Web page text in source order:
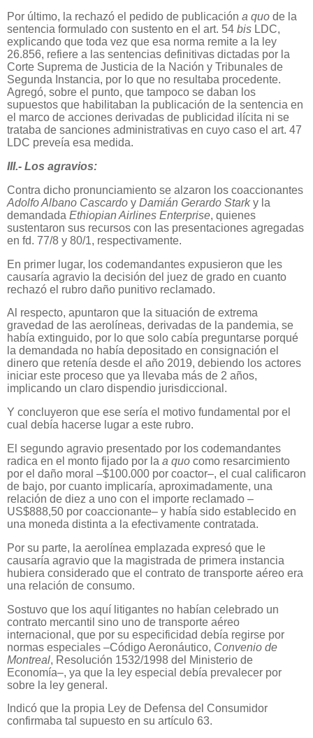
Por último, la rechazó el pedido de publicación a quo de la
sentencia formulado con sustento en el art. 54 bis LDC,
explicando que toda vez que esa norma remite a la ley
26.856, refiere a las sentencias definitivas dictadas por la
Corte Suprema de Justicia de la Nación y Tribunales de
Segunda Instancia, por lo que no resultaba procedente.
Agregó, sobre el punto, que tampoco se daban los
supuestos que habilitaban la publicación de la sentencia en
el marco de acciones derivadas de publicidad ilícita ni se
trataba de sanciones administrativas en cuyo caso el art. 47
LDC preveía esa medida.
III.- Los agravios:
Contra dicho pronunciamiento se alzaron los coaccionantes
Adolfo Albano Cascardo y Damián Gerardo Starky la
demandada Ethiopian Airlines Enterprise, quienes
sustentaron sus recursos con las presentaciones agregadas
en fd. 77/8 y 80/1, respectivamente.
En primer lugar, los codemandantes expusieron que les
causaría agravio la decisión del juez de grado en cuanto
rechazó el rubro daño punitivo reclamado.
Al respecto, apuntaron que la situación de extrema
gravedad de las aerolíneas, derivadas de la pandemia, se
había extinguido, por lo que solo cabía preguntarse porqué
la demandada no había depositado en consignación el
dinero que retenía desde el año 2019, debiendo los actores
iniciar este proceso que ya llevaba más de 2 años,
implicando un claro dispendio jurisdiccional.
Y concluyeron que ese sería el motivo fundamental por el
cual debía hacerse lugar a este rubro.
El segundo agravio presentado por los codemandantes
radica en el monto fijado por la a quo como resarcimiento
por el daño moral –$100.000 por coactor–, el cual calificaron
de bajo, por cuanto implicaría, aproximadamente, una
relación de diez a uno con el importe reclamado –
US$888,50 por coaccionante– y había sido establecido en
una moneda distinta a la efectivamente contratada.
Por su parte, la aerolínea emplazada expresó que le
causaría agravio que la magistrada de primera instancia
hubiera considerado que el contrato de transporte aéreo era
una relación de consumo.
Sostuvo que los aquí litigantes no habían celebrado un
contrato mercantil sino uno de transporte aéreo
internacional, que por su especificidad debía regirse por
normas especiales –Código Aeronáutico, Convenio de
Montreal, Resolución 1532/1998 del Ministerio de
Economía–, ya que la ley especial debía prevalecer por
sobre la ley general.
Indicó que la propia Ley de Defensa del Consumidor
confirmaba tal supuesto en su artículo 63.